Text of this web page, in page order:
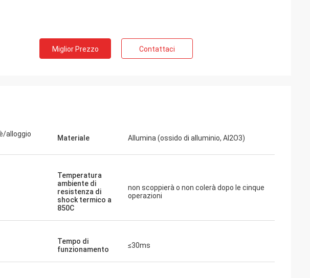
Miglior Prezzo Contattaci
alloggio
Materiale Allumina (ossido di alluminio, Al2O3)
Temperatura
ambiente di
resistenza di
shock termico a
850C
non scoppierà o non colerà dopo le cinque
operazioni
Tempo di
funzionamento
≤30ms